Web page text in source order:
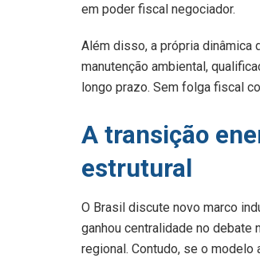
em poder fiscal negociador.
Além disso, a própria dinâmica
manutenção ambiental,
longo prazo. Sem folga fiscal
A transição
estrutural
O Brasil discute novo marco
ganhou centralidade no
regional. Contudo, se o